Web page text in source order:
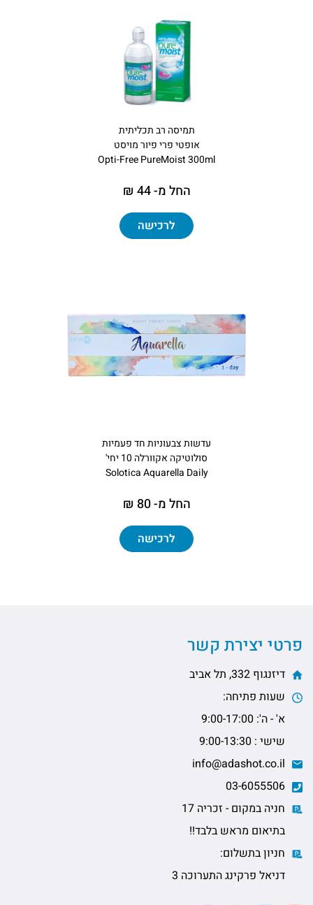
תמיסה רב תכליתית
אופטי פרי פיור מויסט
Opti-Free PureMoist 300ml
החל מ- 44 ₪
לרכישה
עדשות צבעוניות חד פעמיות
סולוטיקה אקוורלה 10 יחי'
Solotica Aquarella Daily
החל מ- 80 ₪
לרכישה
פרטי יצירת קשר
דיזנגוף 332, תל אביב
שעות פתיחה:
א' - ה': 9:00-17:00
שישי : 9:00-13:30
חניה במקום - זכריה 17
בתיאום מראש בלבד!!
חניון בתשלום:
דניאל פרקינג התערוכה 3